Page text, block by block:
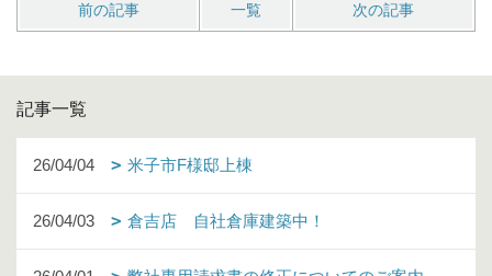
前の記事 一覧 次の記事
記事一覧
26/04/04 米子市F様邸上棟
26/04/03 倉吉店 自社倉庫建築中！